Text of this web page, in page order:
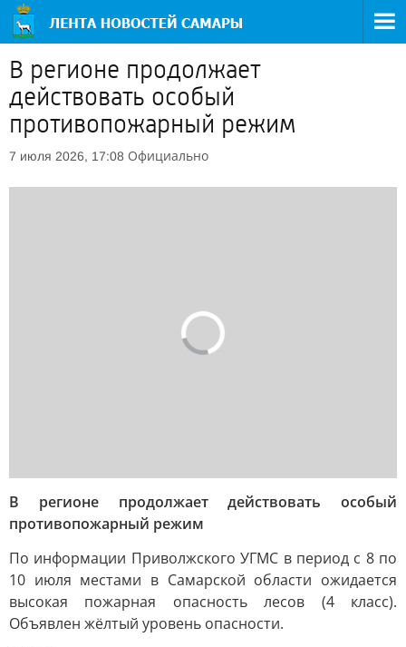
В регионе продолжает
действовать особый
противопожарный режим
7 июля 2026, 17:08 Официально
В регионе продолжает действовать особый
противопожарный режим
По информации Приволжского УГМС в период с 8 по
10 июля местами в Самарской области ожидается
высокая пожарная опасность лесов (4 класс).
Объявлен жёлтый уровень опасности.